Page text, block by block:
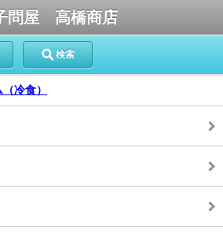
問屋 高橋商店
検索
冷食）